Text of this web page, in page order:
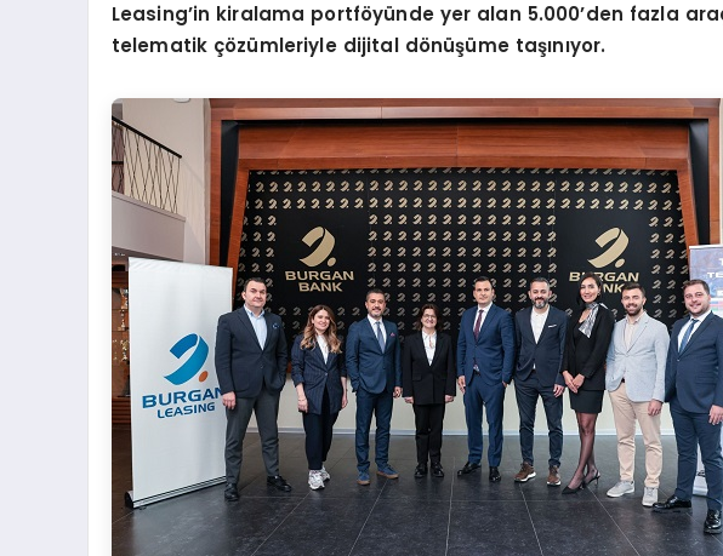
Leasing’in kiralama portföyünde yer alan 5.000’den fazla
telematik çözümleriyle dijital dönüşüme taşınıyor.